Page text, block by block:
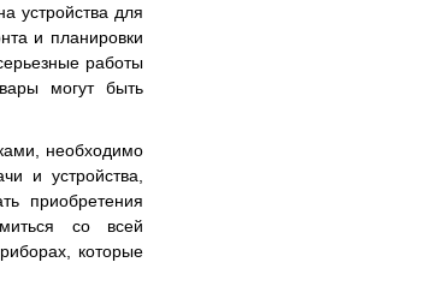
устройства для
и планировки
работы
могут быть
необходимо
и устройства,
приобретения
со всей
которые